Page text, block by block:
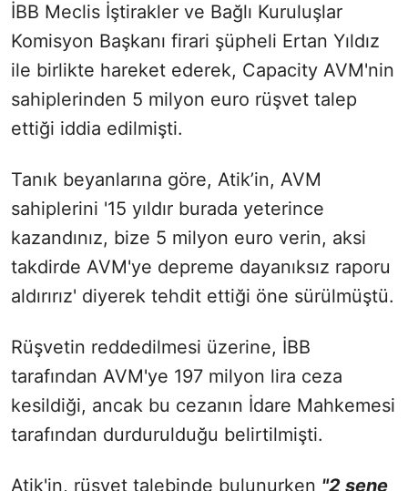
İBB Meclis İştirakler ve Bağlı Kuruluşlar
Komisyon Başkanı firari şüpheli Ertan Yıldız
ile birlikte hareket ederek, Capacity AVM'nin
sahiplerinden 5 milyon euro rüşvet talep
ettiği iddia edilmişti.
Tanık beyanlarına göre, Atik’in, AVM
sahiplerini '15 yıldır burada yeterince
kazandınız, bize 5 milyon euro verin, aksi
takdirde AVM'ye depreme dayanıksız raporu
aldırırız' diyerek tehdit ettiği öne sürülmüştü.
Rüşvetin reddedilmesi üzerine, İBB
tarafından AVM'ye 197 milyon lira ceza
kesildiği, ancak bu cezanın İdare Mahkemesi
tarafından durdurulduğu belirtilmişti.
Atik'in, rüşvet talebinde bulunurken "2 sene